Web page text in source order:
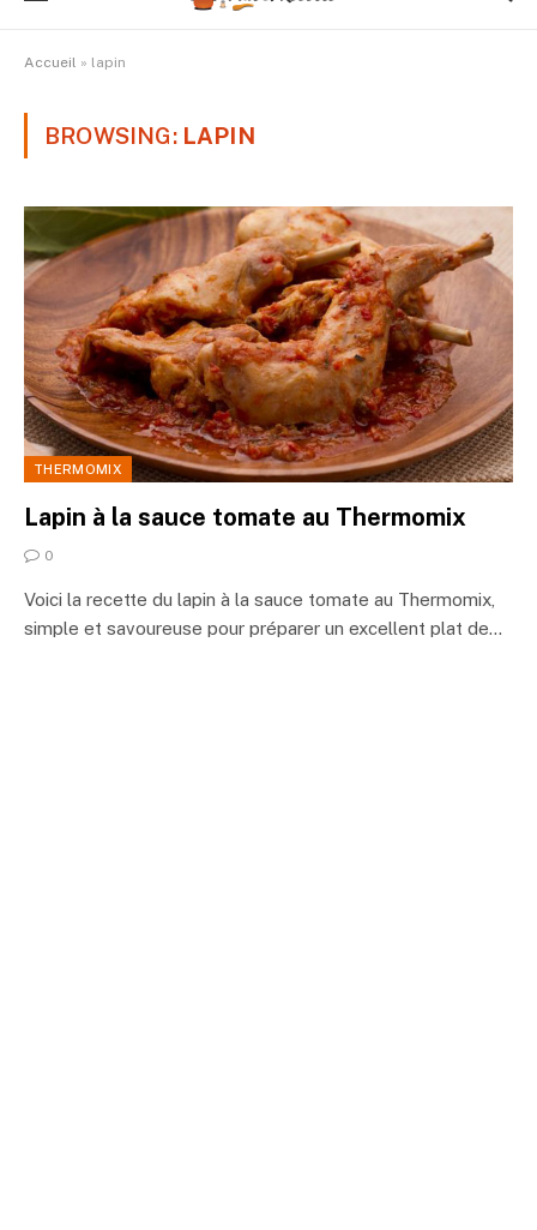
Accueil » lapin
BROWSING: LAPIN
THERMOMIX
Lapin à la sauce tomate au Thermomix
0
Voici la recette du lapin à la sauce tomate au Thermomix,
simple et savoureuse pour préparer un excellent plat de…